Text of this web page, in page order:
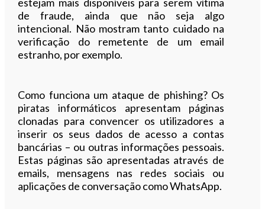
de fraude, ainda que não seja algo
intencional. Não mostram tanto cuidado na
verificação do remetente de um email
estranho, por exemplo.
Como funciona um ataque de phishing? Os
piratas informáticos apresentam páginas
clonadas para convencer os utilizadores a
inserir os seus dados de acesso a contas
bancárias – ou outras informações pessoais.
Estas páginas são apresentadas através de
emails, mensagens nas redes sociais ou
aplicações de conversação como WhatsApp.